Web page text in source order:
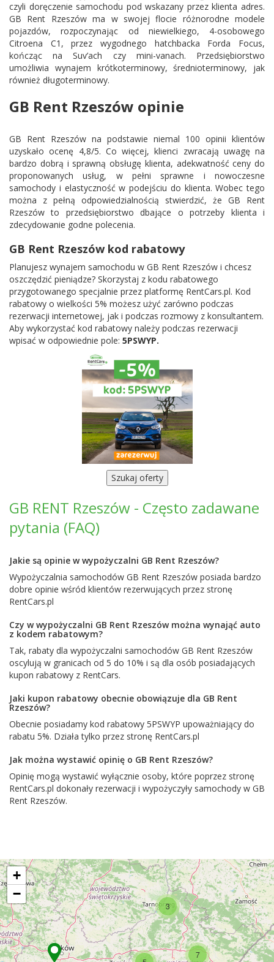
czyli doręczenie samochodu pod wskazany przez klienta adres.
GB Rent Rzeszów ma w swojej flocie różnorodne modele
pojazdów, rozpoczynając od niewielkiego, 4-osobowego
Citroena C1, przez wygodnego hatchbacka Forda Focus,
kończąc na Suv’ach czy mini-vanach. Przedsiębiorstwo
umożliwia wynajem krótkoterminowy, średnioterminowy, jak
również długoterminowy.
GB Rent Rzeszów opinie
GB Rent Rzeszów na podstawie niemal 100 opinii klientów
uzyskało ocenę 4,8/5. Co więcej, klienci zwracają uwagę na
bardzo dobrą i sprawną obsługę klienta, adekwatność ceny do
proponowanych usług, w pełni sprawne i nowoczesne
samochody i elastyczność w podejściu do klienta. Wobec tego
można z pełną odpowiedzialnością stwierdzić, że GB Rent
Rzeszów to przedsiębiorstwo dbające o potrzeby klienta i
zdecydowanie godne polecenia.
GB Rent Rzeszów kod rabatowy
Planujesz wynajem samochodu w GB Rent Rzeszów i chcesz
oszczędzić pieniądze? Skorzystaj z kodu rabatowego
przygotowanego specjalnie przez platformę RentCars.pl. Kod
rabatowy o wielkości 5% możesz użyć zarówno podczas
rezerwacji internetowej, jak i podczas rozmowy z konsultantem.
Aby wykorzystać kod rabatowy należy podczas rezerwacji
wpisać w odpowiednie pole: 5PSWYP.
GB RENT Rzeszów - Często zadawane
pytania (FAQ)
Jakie są opinie w wypożyczalni GB Rent Rzeszów?
Wypożyczalnia samochodów GB Rent Rzeszów posiada bardzo
dobre opinie wśród klientów rezerwujących przez stronę
RentCars.pl
Czy w wypożyczalni GB Rent Rzeszów można wynająć auto
z kodem rabatowym?
Tak, rabaty dla wypożyczalni samochodów GB Rent Rzeszów
oscylują w granicach od 5 do 10% i są dla osób posiadających
kupon rabatowy z RentCars.
Jaki kupon rabatowy obecnie obowiązuje dla GB Rent
Rzeszów?
Obecnie posiadamy kod rabatowy 5PSWYP upoważniający do
rabatu 5%. Działa tylko przez stronę RentCars.pl
Jak można wystawić opinię o GB Rent Rzeszów?
Opinię mogą wystawić wyłącznie osoby, które poprzez stronę
RentCars.pl dokonały rezerwacji i wypożyczyły samochody w GB
Rent Rzeszów.
3
7
+
−